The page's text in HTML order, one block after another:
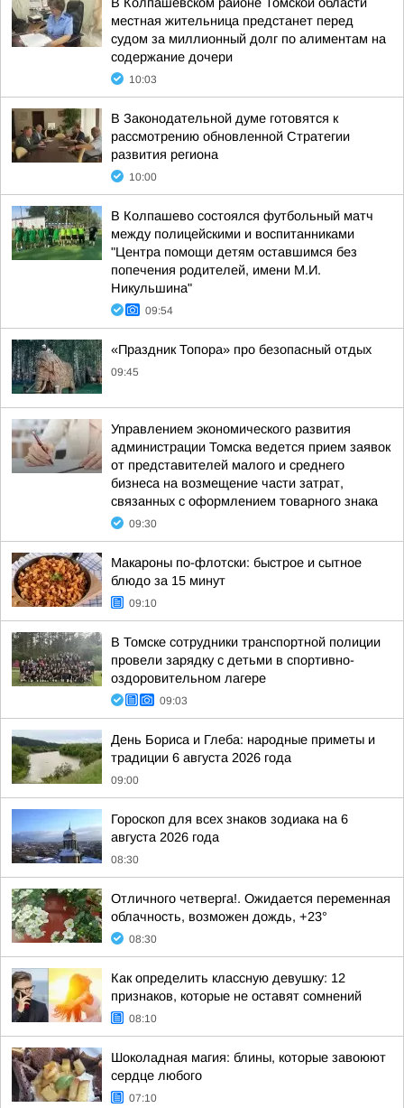
местная жительница предстанет перед
судом за миллионный долг по алиментам на
содержание дочери
10:03
В Законодательной думе готовятся к
рассмотрению обновленной Стратегии
развития региона
10:00
В Колпашево состоялся футбольный матч
между полицейскими и воспитанниками
"Центра помощи детям оставшимся без
попечения родителей, имени М.И.
Никульшина"
09:54
«Праздник Топора» про безопасный отдых
09:45
Управлением экономического развития
администрации Томска ведется прием заявок
от представителей малого и среднего
бизнеса на возмещение части затрат,
связанных с оформлением товарного знака
09:30
Макароны по-флотски: быстрое и сытное
блюдо за 15 минут
09:10
В Томске сотрудники транспортной полиции
провели зарядку с детьми в спортивно-
оздоровительном лагере
09:03
День Бориса и Глеба: народные приметы и
традиции 6 августа 2026 года
09:00
Гороскоп для всех знаков зодиака на 6
августа 2026 года
08:30
Отличного четверга!. Ожидается переменная
облачность, возможен дождь, +23°
08:30
Как определить классную девушку: 12
признаков, которые не оставят сомнений
08:10
Шоколадная магия: блины, которые завоюют
сердце любого
07:10